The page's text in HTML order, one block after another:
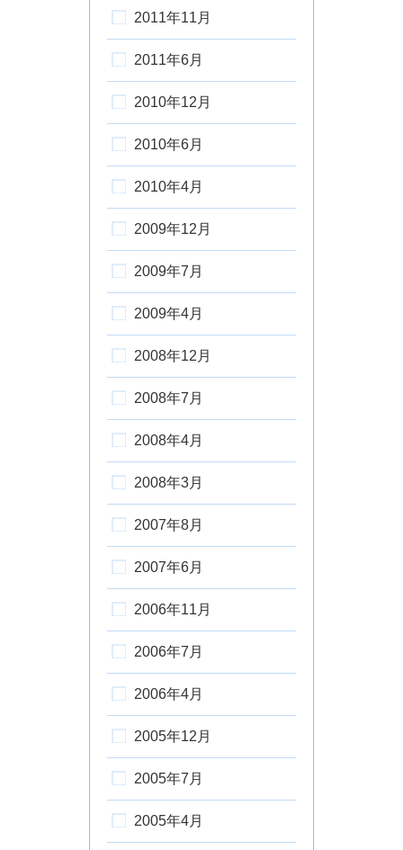
2011年11月
2011年6月
2010年12月
2010年6月
2010年4月
2009年12月
2009年7月
2009年4月
2008年12月
2008年7月
2008年4月
2008年3月
2007年8月
2007年6月
2006年11月
2006年7月
2006年4月
2005年12月
2005年7月
2005年4月